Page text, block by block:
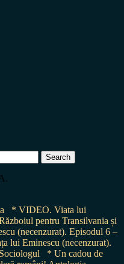
* VIDEO. Viata lui
pentru Transilvania și
(necenzurat). Episodul 6 –
lui Eminescu (necenzurat).
* Un cadou de